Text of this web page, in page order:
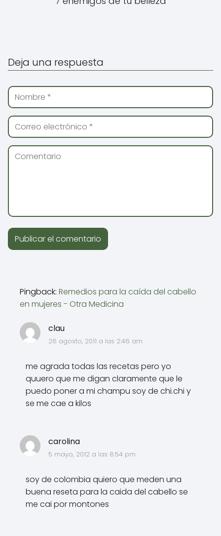
Pingback: Remedios para la caída del cabello
en mujeres - Otra Medicina
clau
26 agosto, 2011 a las 2:46 am
me agrada todas las recetas pero yo
quuero que me digan claramente que le
puedo poner a mi champu soy de chi.chi y
se me cae a kilos
carolina
5 mayo, 2012 a las 8:54 pm
soy de colombia quiero que meden una
buena reseta para la caida del cabello se
me cai por montones
Deja una respuesta